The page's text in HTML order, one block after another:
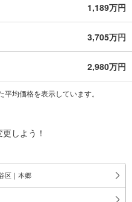
1,189万円
3,705万円
2,980万円
均価格を表示しています。
しよう！
区｜本郷